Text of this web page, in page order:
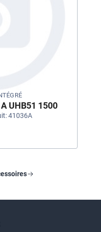
UHB51 1500
41036A